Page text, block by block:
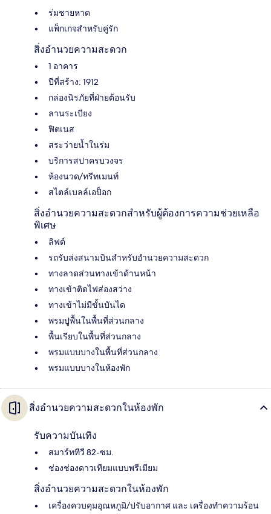
ร่มชายหาด
แพ็กเกจสำหรับคู่รัก
สิ่งอำนวยความสะดวก
1 อาคาร
ปีที่สร้าง: 1912
กล่องนิรภัยที่ฝ่ายต้อนรับ
ลานระเบียง
ฟิตเนส
สระว่ายน้ำในร่ม
บริการสปาครบวงจร
ห้องนวด/ทรีทเมนท์
สไตล์เบลล์เอป็อก
สิ่งอำนวยความสะดวกสำหรับผู้ต้องการความช่วยเหลือ
พิเศษ
ลิฟต์
รถรับส่งสนามบินสำหรับอำนวยความสะดวก
ทางลาดส่วนทางเข้าด้านหน้า
ทางเข้าติดไฟส่องสว่าง
ทางเข้าไม่มีขั้นบันได
พรมปูพื้นในพื้นที่ส่วนกลาง
พื้นเรียบในพื้นที่ส่วนกลาง
พรมแบบบางในพื้นที่ส่วนกลาง
พรมแบบบางในห้องพัก
สิ่งอำนวยความสะดวกในห้องพัก
รับความบันเทิง
สมาร์ททีวี 82-ซม.
ช่องช่องดาวเทียมแบบพรีเมียม
สิ่งอำนวยความสะดวกในห้องพัก
เครื่องควบคุมอุณหภูมิ/ปรับอากาศ และ เครื่องทำความร้อน